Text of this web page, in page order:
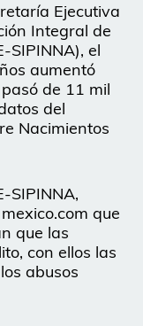
Ejecutiva
Integral de
SIPINNA), el
aumentó
de 11 mil
del
Nacimientos
SIPINNA,
que
que las
con ellos las
abusos